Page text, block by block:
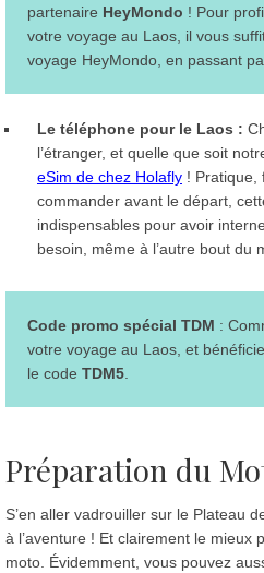
partenaire HeyMondo ! Pour
votre voyage au Laos, il vous
voyage HeyMondo, en passant
Le téléphone pour le Laos :
l’étranger, et quelle que soit
eSim de chez Holafly ! Pratique,
commander avant le départ,
indispensables pour avoir
besoin, même à l’autre bout du
Code promo spécial TDM :
votre voyage au Laos, et
le code TDM5.
Préparation du
S’en aller vadrouiller sur le Plateau
à l’aventure ! Et clairement le mieux
moto. Évidemment, vous pouvez